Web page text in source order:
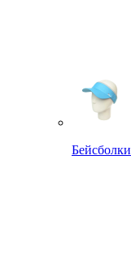
Бейсболки